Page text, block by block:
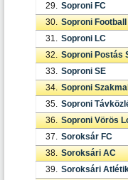
29. Soproni FC
30. Soproni
31. Soproni LC
32. Soproni Postás
33. Soproni SE
34. Soproni
35. Soproni
36. Soproni Vörös
37. Soroksár FC
38. Soroksári AC
39. Soroksári